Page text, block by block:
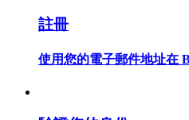
註冊
使用您的電子郵件地址在